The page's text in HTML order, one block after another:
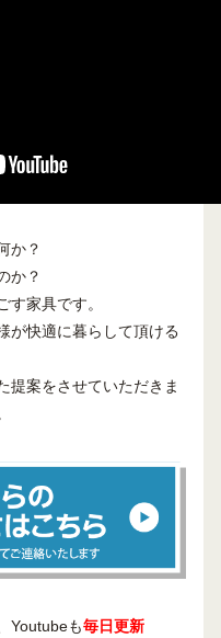
か？
か？
家具です。
が快適に暮らして頂ける
提案をさせていただきま
Youtubeも毎日更新